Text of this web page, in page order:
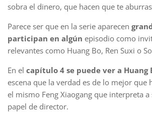
sobra el dinero, que hacen que te
Parece ser que en la serie aparecen
participan en algún episodio como
relevantes como Huang Bo, Ren Suxi o
En el capítulo 4 se puede ver a Huang
escena que la verdad es de lo mejor que
el mismo Feng Xiaogang que interpreta
papel de director.